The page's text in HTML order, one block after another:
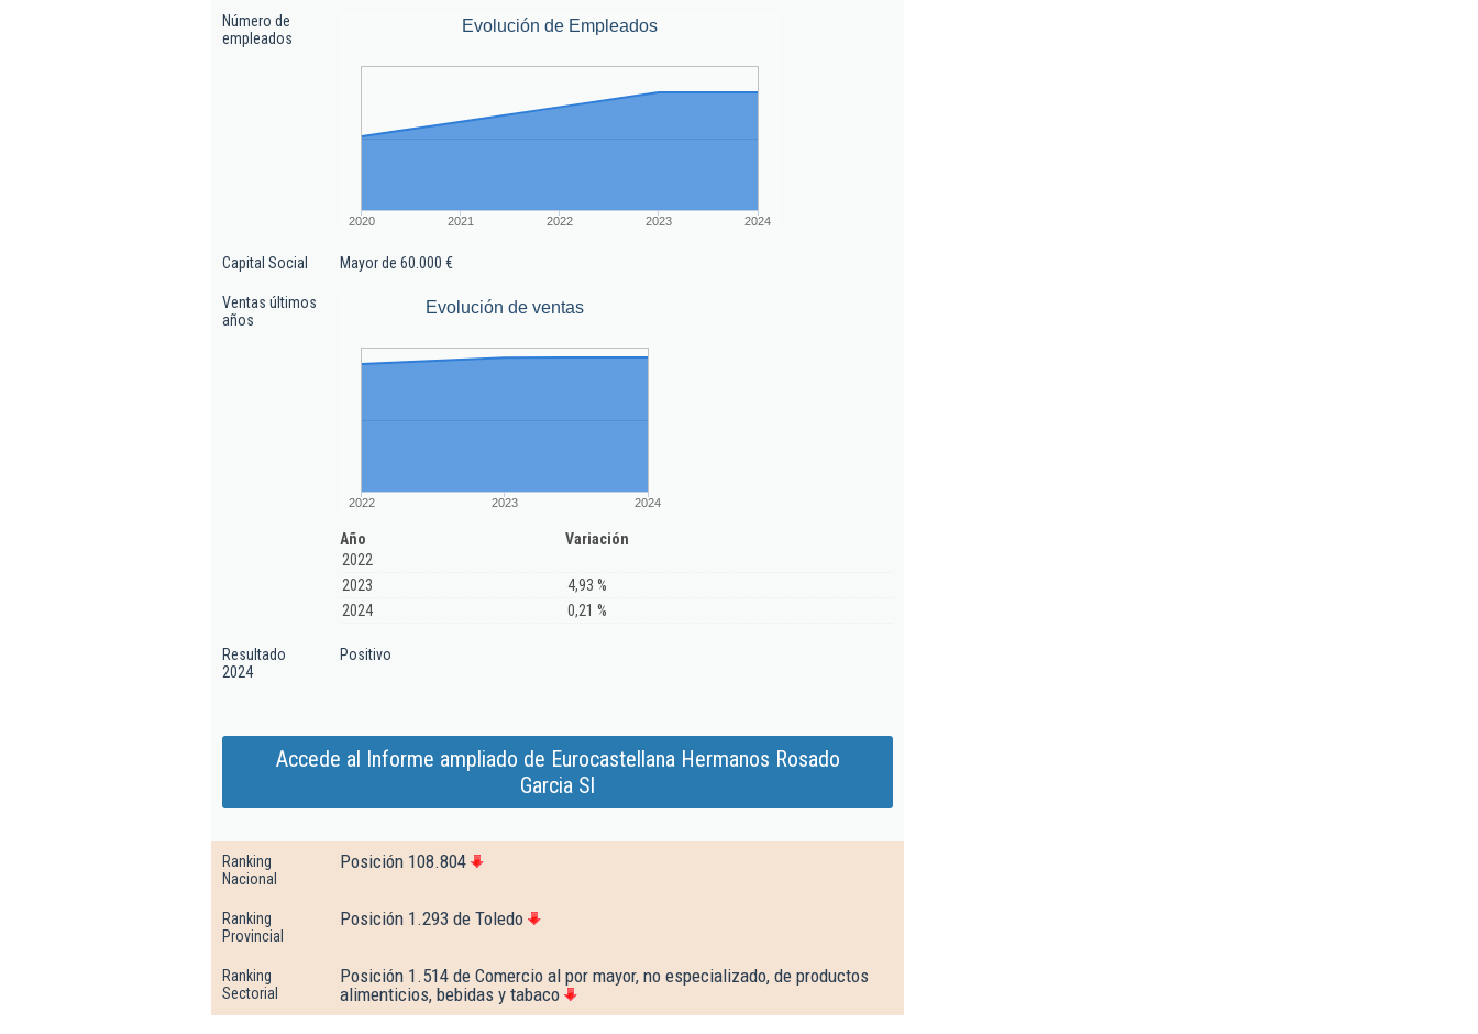
Número de
empleados
Evolución de Empleados
2020 2021 2022 2023 2024
Capital Social Mayor de 60.000 €
Ventas últimos
años
Evolución de ventas
2022 2023 2024
Año
Variación
2022
2023
4,93 %
2024
0,21 %
Resultado
2024
Positivo
Accede al Informe ampliado de Eurocastellana Hermanos Rosado
Garcia Sl
Ranking
Nacional
Posición 108.804
Ranking
Provincial
Posición 1.293 de Toledo
Ranking
Sectorial
Posición 1.514 de Comercio al por mayor, no especializado, de productos
alimenticios, bebidas y tabaco